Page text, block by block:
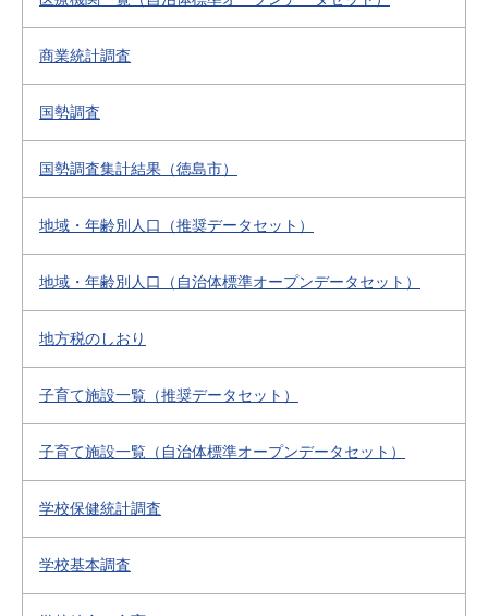
商業統計調査
国勢調査
国勢調査集計結果（徳島市）
地域・年齢別人口（推奨データセット）
地域・年齢別人口（自治体標準オープンデータセット）
地方税のしおり
子育て施設一覧（推奨データセット）
子育て施設一覧（自治体標準オープンデータセット）
学校保健統計調査
学校基本調査